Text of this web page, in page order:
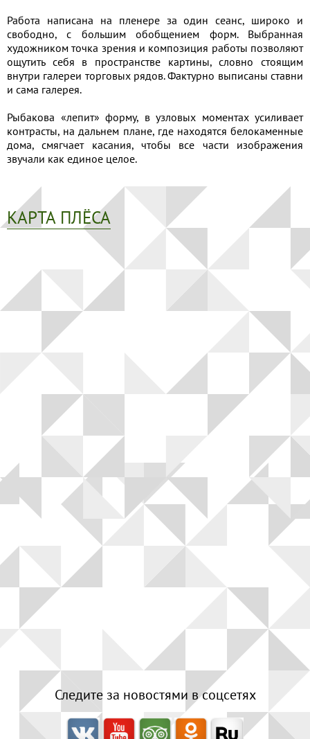
Работа написана на пленере за один сеанс, широко и
свободно, с большим обобщением форм. Выбранная
художником точка зрения и композиция работы позволяют
ощутить себя в пространстве картины, словно стоящим
внутри галереи торговых рядов. Фактурно выписаны ставни
и сама галерея.
Рыбакова «лепит» форму, в узловых моментах усиливает
контрасты, на дальнем плане, где находятся белокаменные
дома, смягчает касания, чтобы все части изображения
звучали как единое целое.
КАРТА ПЛЁСА
Следите за новостями в соцсетях